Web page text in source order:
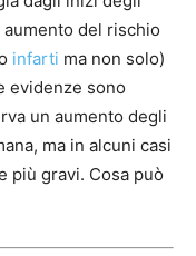
del rischio
infarti ma non solo)
evidenze sono
un aumento degli
ma in alcuni casi
più gravi. Cosa può